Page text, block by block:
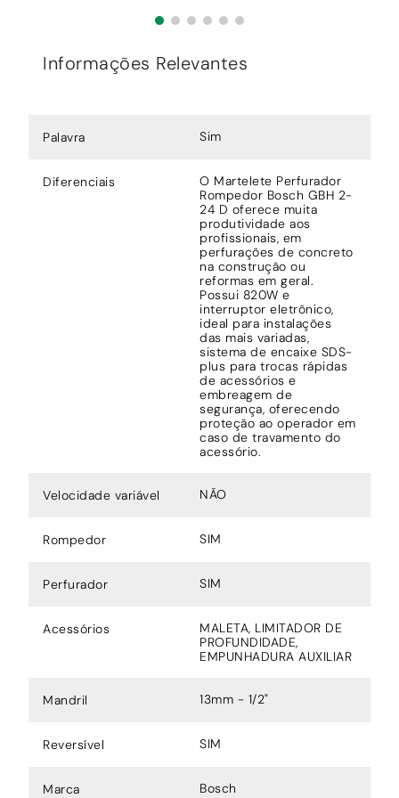
Informações Relevantes
Palavra Sim
Diferenciais
O Martelete Perfurador
Rompedor Bosch GBH 2-
24 D oferece muita
produtividade aos
profissionais, em
perfurações de concreto
na construção ou
reformas em geral.
Possui 820W e
interruptor eletrônico,
ideal para instalações
das mais variadas,
sistema de encaixe SDS-
plus para trocas rápidas
de acessórios e
embreagem de
segurança, oferecendo
proteção ao operador em
caso de travamento do
acessório.
Velocidade variável NÃO
Rompedor SIM
Perfurador SIM
Acessórios
MALETA, LIMITADOR DE
PROFUNDIDADE,
EMPUNHADURA AUXILIAR
Mandril 13mm - 1/2"
Reversível SIM
Marca Bosch